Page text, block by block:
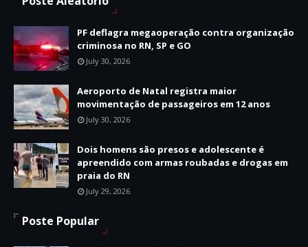
PF deflagra megaoperação contra organização
criminosa no RN, SP e GO
July 30, 2026
Aeroporto de Natal registra maior
movimentação de passageiros em 12 anos
July 30, 2026
Dois homens são presos e adolescente é
apreendido com armas roubadas e drogas em
praia do RN
July 29, 2026
Poste Popular